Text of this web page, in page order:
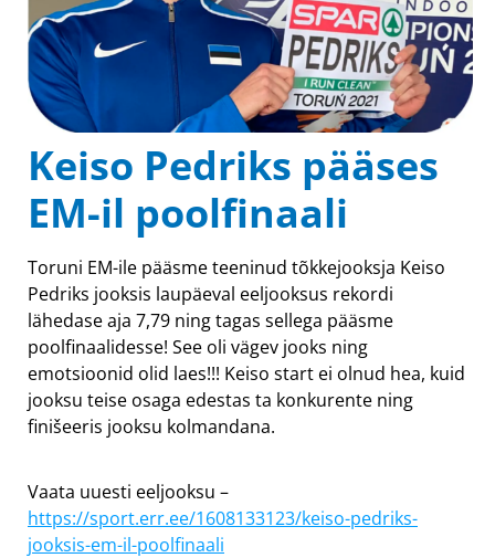
Keiso Pedriks pääses
EM-il poolfinaali
Toruni EM-ile pääsme teeninud tõkkejooksja Keiso
Pedriks jooksis laupäeval eeljooksus rekordi
lähedase aja 7,79 ning tagas sellega pääsme
poolfinaalidesse! See oli vägev jooks ning
emotsioonid olid laes!!! Keiso start ei olnud hea, kuid
jooksu teise osaga edestas ta konkurente ning
finišeeris jooksu kolmandana.
Vaata uuesti eeljooksu –
https://sport.err.ee/1608133123/keiso-pedriks-
jooksis-em-il-poolfinaali